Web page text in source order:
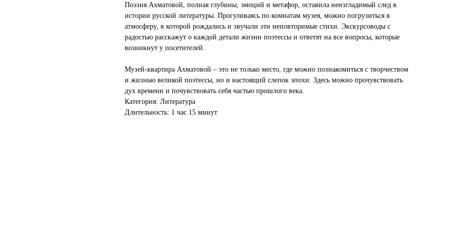
Поэзия Ахматовой, полная глубины, эмоций и метафор, оставила неизгладимый след в
истории русской литературы. Прогуливаясь по комнатам музея, можно погрузиться в
атмосферу, в которой рождались и звучали эти неповторимые стихи. Экскурсоводы с
радостью расскажут о каждой детали жизни поэтессы и ответят на все вопросы, которые
возникнут у посетителей.
Музей-квартира Ахматовой – это не только место, где можно познакомиться с творчеством
и жизнью великой поэтессы, но и настоящий слепок эпохи. Здесь можно прочувствовать
дух времени и почувствовать себя частью прошлого века.
Категория: Литература
Длительность: 1 час 15 минут